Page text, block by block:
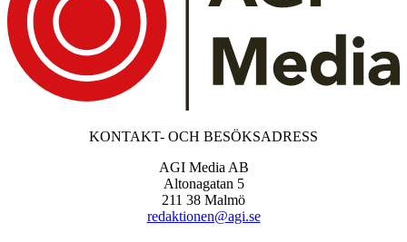
KONTAKT- OCH BESÖKSADRESS
AGI Media AB
Altonagatan 5
211 38 Malmö
redaktionen@agi.se